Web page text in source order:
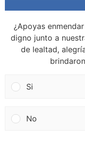
¿Apoyas
digno junto a
de lealtad,
Si
No